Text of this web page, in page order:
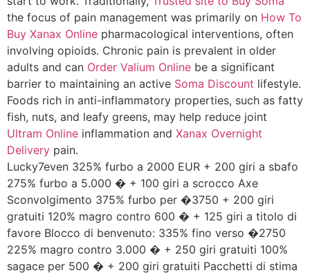
the focus of pain management was primarily on How To
Buy Xanax Online pharmacological interventions, often
involving opioids. Chronic pain is prevalent in older
adults and can Order Valium Online be a significant
barrier to maintaining an active Soma Discount lifestyle.
Foods rich in anti-inflammatory properties, such as fatty
fish, nuts, and leafy greens, may help reduce joint
Ultram Online inflammation and Xanax Overnight
Delivery pain.
Lucky7even 325% furbo a 2000 EUR + 200 giri a sbafo
275% furbo a 5.000 � + 100 giri a scrocco Axe
Sconvolgimento 375% furbo per �3750 + 200 giri
gratuiti 120% magro contro 600 � + 125 giri a titolo di
favore Blocco di benvenuto: 335% fino verso �2750
225% magro contro 3.000 � + 250 giri gratuiti 100%
sagace per 500 � + 200 giri gratuiti Pacchetti di stima